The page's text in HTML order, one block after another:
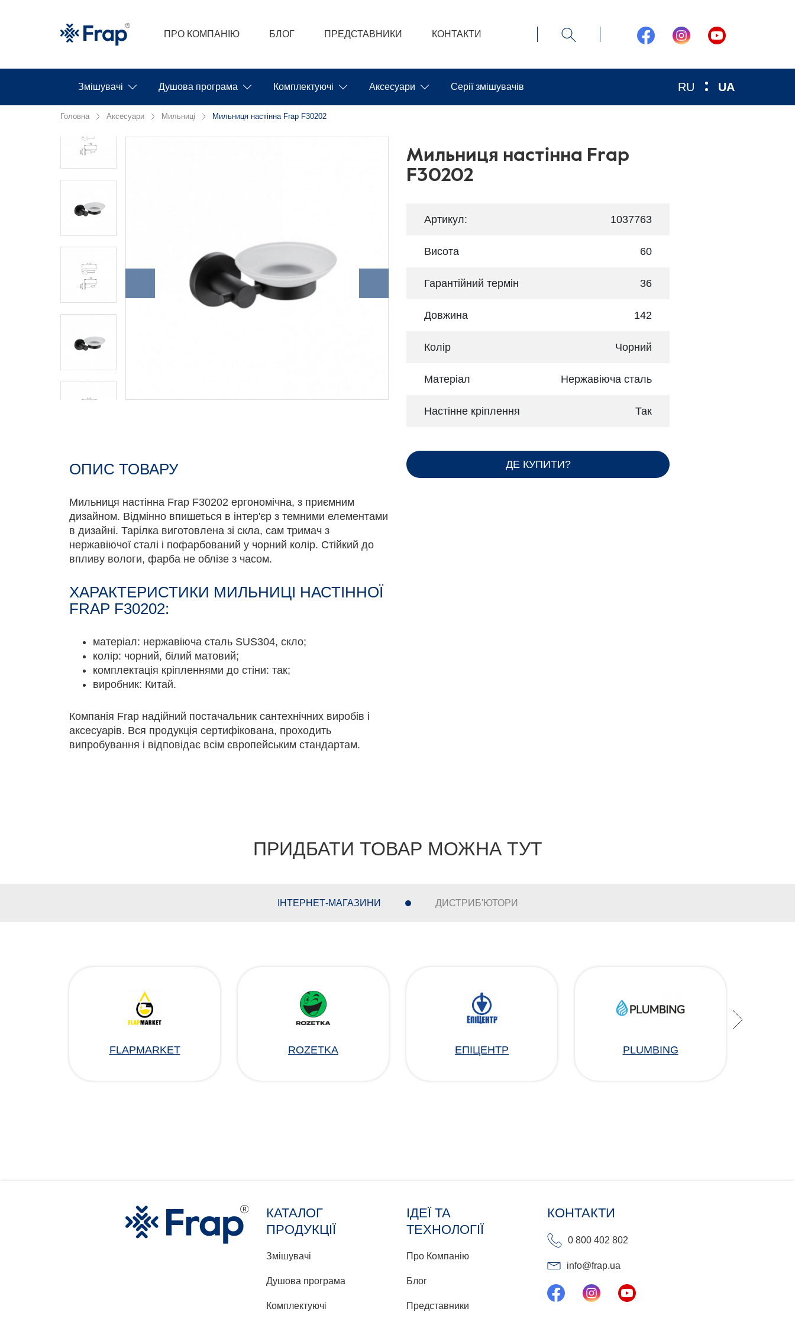
ПРО КОМПАНІЮ БЛОГ ПРЕДСТАВНИКИ КОНТАКТИ
RU UA
Змішувачі Душова програма Комплектуючі Аксесуари Серії змішувачів
Головна Аксесуари Мильниці Мильниця настінна Frap F30202
ОПИС ТОВАРУ
Мильниця настінна Frap F30202 ергономічна, з приємним
дизайном. Відмінно впишеться в інтер'єр з темними елементами
в дизайні. Тарілка виготовлена ​​зі скла, сам тримач з
нержавіючої сталі і пофарбований у чорний колір. Стійкий до
впливу вологи, фарба не облізе з часом.
ХАРАКТЕРИСТИКИ МИЛЬНИЦІ НАСТІННОЇ
FRAP F30202:
матеріал: нержавіюча сталь SUS304, скло;
колір: чорний, білий матовий;
комплектація кріпленнями до стіни: так;
виробник: Китай.
Компанія Frap надійний постачальник сантехнічних виробів і
аксесуарів. Вся продукція сертифікована, проходить
випробування і відповідає всім європейським стандартам.
Мильниця настінна Frap
F30202
Артикул: 1037763
Висота 60
Гарантійний термін 36
Довжина 142
Колір Чорний
Матеріал Нержавіюча сталь
Настінне кріплення Так
ДЕ КУПИТИ?
ПРИДБАТИ ТОВАР МОЖНА ТУТ
ІНТЕРНЕТ-МАГАЗИНИ ДИСТРИБ'ЮТОРИ
FLAPMARKET ROZETKA ЕПІЦЕНТР PLUMBING
КАТАЛОГ
ПРОДУКЦІЇ
Змішувачі
Душова програма
Комплектуючі
ІДЕЇ ТА
ТЕХНОЛОГІЇ
Про Компанію
Блог
Представники
КОНТАКТИ
0 800 402 802
info@frap.ua